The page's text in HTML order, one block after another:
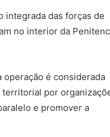
integrada das forças de
no interior da
operação é considerada
por
e promover a